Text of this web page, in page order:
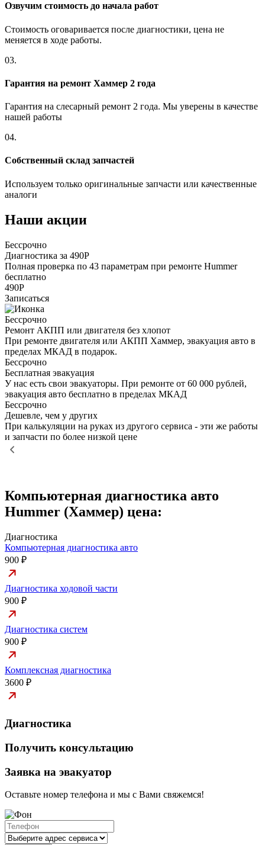
Озвучим стоимость до начала работ
Стоимость оговаривается после диагностики, цена не
меняется в ходе работы.
03.
Гарантия на ремонт Хаммер 2 года
Гарантия на слесарный ремонт 2 года. Мы уверены в качестве
нашей работы
04.
Собственный склад запчастей
Используем только оригинальные запчасти или качественные
аналоги
Наши акции
Бессрочно
Диагностика за 490Р
Полная проверка по 43 параметрам при ремонте Hummer
бесплатно
490Р
Записаться
Бессрочно
Ремонт АКПП или двигателя без хлопот
При ремонте двигателя или АКПП Хаммер, эвакуация авто в
пределах МКАД в подарок.
Бессрочно
Бесплатная эвакуация
У нас есть свои эвакуаторы. При ремонте от 60 000 рублей,
эвакуация авто бесплатно в пределах МКАД
Бессрочно
Дешевле, чем у других
При калькуляции на руках из другого сервиса - эти же работы
и запчасти по более низкой цене
Компьютерная диагностика авто
Hummer (Хаммер) цена:
Диагностика
Компьютерная диагностика авто
900 ₽
Диагностика ходовой части
900 ₽
Диагностика систем
900 ₽
Комплексная диагностика
3600 ₽
Диагностика
Получить консультацию
Заявка на эвакуатор
Оставьте номер телефона и мы с Вами свяжемся!